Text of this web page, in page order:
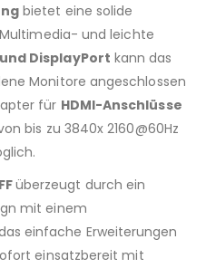
bietet eine solide
und leichte
DisplayPort kann das
Monitore angeschlossen
für HDMI-Anschlüsse
bis zu 3840x 2160@60Hz
überzeugt durch ein
mit einem
einfache Erweiterungen
einsatzbereit mit